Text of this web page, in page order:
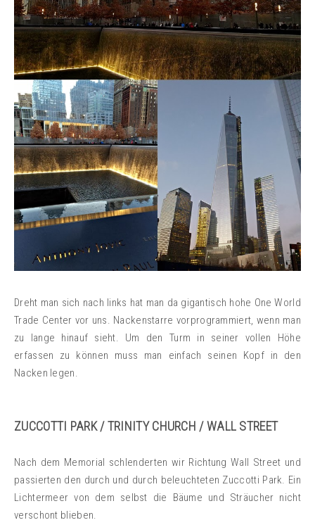
Dreht man sich nach links hat man da gigantisch hohe One World
Trade Center vor uns. Nackenstarre vorprogrammiert, wenn man
zu lange hinauf sieht. Um den Turm in seiner vollen Höhe
erfassen zu können muss man einfach seinen Kopf in den
Nacken legen.
ZUCCOTTI PARK / TRINITY CHURCH / WALL STREET
Nach dem Memorial schlenderten wir Richtung Wall Street und
passierten den durch und durch beleuchteten Zuccotti Park. Ein
Lichtermeer von dem selbst die Bäume und Sträucher nicht
verschont blieben.